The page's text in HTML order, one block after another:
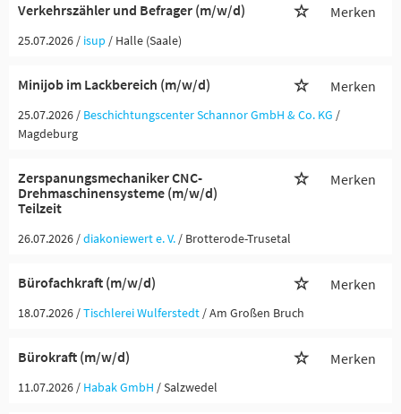
Verkehrszähler und Befrager (m/w/d) Merken
25.07.2026 / isup / Halle (Saale)
Minijob im Lackbereich (m/w/d) Merken
25.07.2026 / Beschichtungscenter Schannor GmbH & Co. KG /
Magdeburg
Zerspanungsmechaniker CNC-
Drehmaschinensysteme (m/w/d)
Teilzeit
Merken
26.07.2026 /diakoniewert e. V. / Brotterode-Trusetal
Bürofachkraft (m/w/d) Merken
18.07.2026 /Tischlerei Wulferstedt / Am Großen Bruch
Bürokraft (m/w/d) Merken
11.07.2026 / Habak GmbH / Salzwedel